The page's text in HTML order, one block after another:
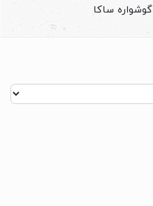
گوشواره ساکا